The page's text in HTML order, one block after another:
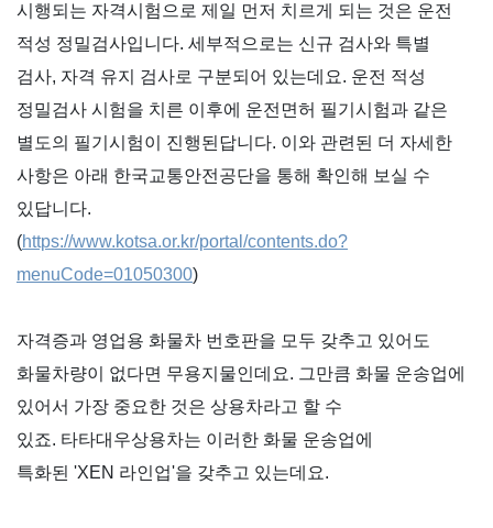
시행되는 자격시험으로 제일 먼저 치르게 되는 것은 운전
적성 정밀검사입니다. 세부적으로는 신규 검사와 특별
검사, 자격 유지 검사로 구분되어 있는데요. 운전 적성
정밀검사 시험을 치른 이후에 운전면허 필기시험과 같은
별도의 필기시험이 진행된답니다. 이와 관련된 더 자세한
사항은 아래 한국교통안전공단을 통해 확인해 보실 수
있답니다.
(https://www.kotsa.or.kr/portal/contents.do?
menuCode=01050300)
자격증과 영업용 화물차 번호판을 모두 갖추고 있어도
화물차량이 없다면 무용지물인데요. 그만큼 화물 운송업에
있어서 가장 중요한 것은 상용차라고 할 수
있죠. 타타대우상용차는 이러한 화물 운송업에
특화된 'XEN 라인업'을 갖추고 있는데요.